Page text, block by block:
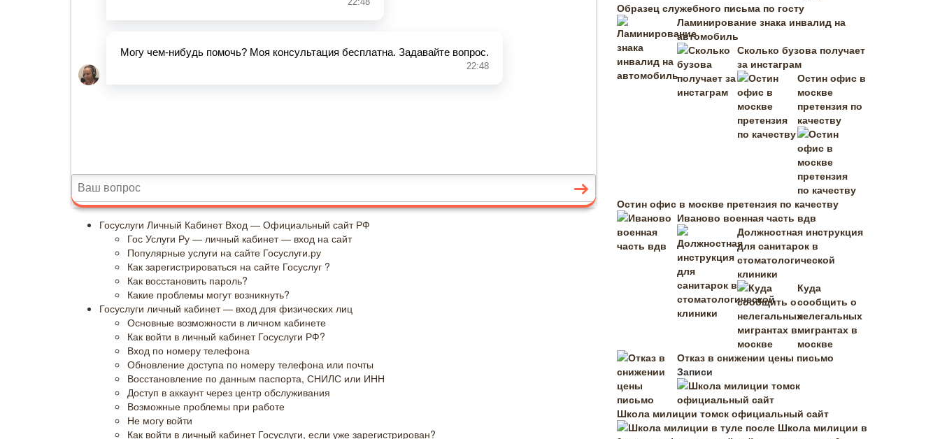
Госуслуги Личный Кабинет Вход — Официальный сайт РФ
Гос Услуги Ру — личный кабинет — вход на сайт
Популярные услуги на сайте Госуслуги.ру
Как зарегистрироваться на сайте Госуслуг ?
Как восстановить пароль?
Какие проблемы могут возникнуть?
Госуслуги личный кабинет — вход для физических лиц
Основные возможности в личном кабинете
Как войти в личный кабинет Госуслуги РФ?
Вход по номеру телефона
Обновление доступа по номеру телефона или почты
Восстановление по данным паспорта, СНИЛС или ИНН
Доступ в аккаунт через центр обслуживания
Возможные проблемы при работе
Не могу войти
Как войти в личный кабинет Госуслуги, если уже зарегистрирован?
Образец служебного письма по госту
Ламинирование знака инвалид на
автомобиль
Сколько бузова получает
за инстаграм
Остин офис в
москве
претензия по
качеству
Остин офис в москве претензия по качеству
Иваново военная часть вдв
Должностная инструкция
для санитарок в
стоматологической
клиники
Куда
сообщить о
нелегальных
мигрантах в
москве
Отказ в снижении цены письмо
Записи
Школа милиции томск официальный сайт
Школа милиции в